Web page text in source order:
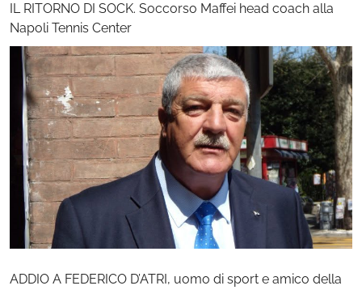
IL RITORNO DI SOCK. Soccorso Maffei head coach alla
Napoli Tennis Center
ADDIO A FEDERICO D’ATRI, uomo di sport e amico della